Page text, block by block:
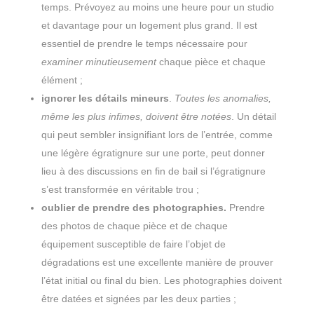
temps. Prévoyez au moins une heure pour un studio
et davantage pour un logement plus grand. Il est
essentiel de prendre le temps nécessaire pour
examiner minutieusementchaque pièce et chaque
élément ;
ignorer les détails mineurs
Toutes les anomalies,
même les plus infimes, doivent être notées. Un détail
qui peut sembler insignifiant lors de l’entrée, comme
une légère égratignure sur une porte, peut donner
lieu à des discussions en fin de bail si l’égratignure
s’est transformée en véritable trou ;
oublier de prendre des photographies. Prendre
des photos de chaque pièce et de chaque
équipement susceptible de faire l’objet de
dégradations est une excellente manière de prouver
l’état initial ou final du bien. Les photographies doivent
être datées et signées par les deux parties ;